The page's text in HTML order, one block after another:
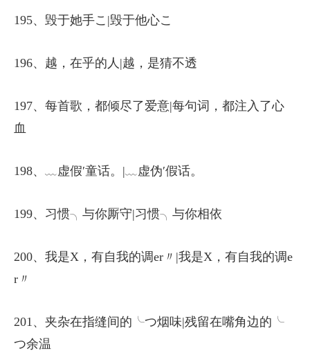
195、毁于她手こ|毁于他心こ
196、越，在乎的人|越，是猜不透
197、每首歌，都倾尽了爱意|每句词，都注入了心
血
198、﹏虚假′童话。|﹏虚伪′假话。
199、习惯╮与你厮守|习惯╮与你相依
200、我是X，有自我的调er〃|我是X，有自我的调e
r〃
201、夹杂在指缝间的╰つ烟味|残留在嘴角边的╰
つ余温